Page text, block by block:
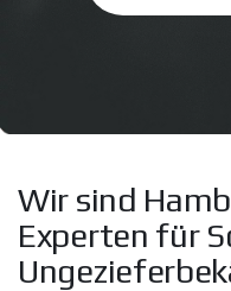
Wir sind
Experten für